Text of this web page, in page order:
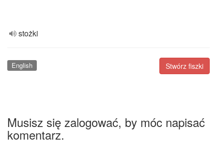
stożki
Stwórz fiszki
English
Musisz się zalogować, by móc napisać
komentarz.